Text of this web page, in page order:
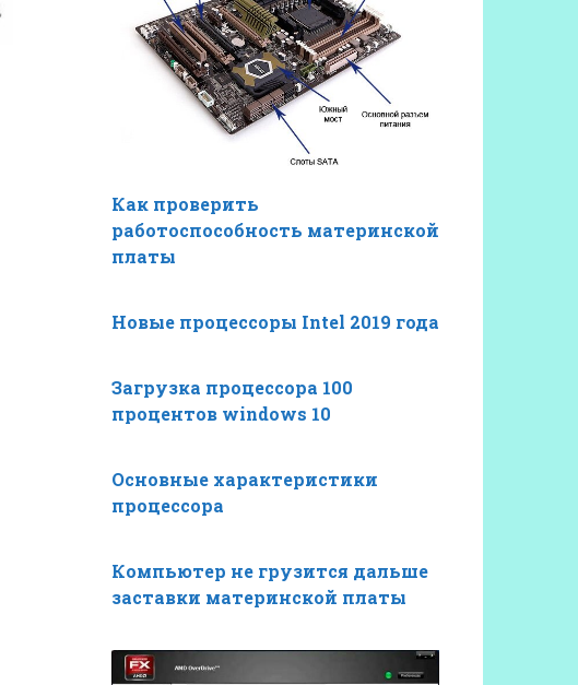
Как проверить
работоспособность материнской
платы
Новые процессоры Intel 2019 года
Загрузка процессора 100
процентов windows 10
Основные характеристики
процессора
Компьютер не грузится дальше
заставки материнской платы